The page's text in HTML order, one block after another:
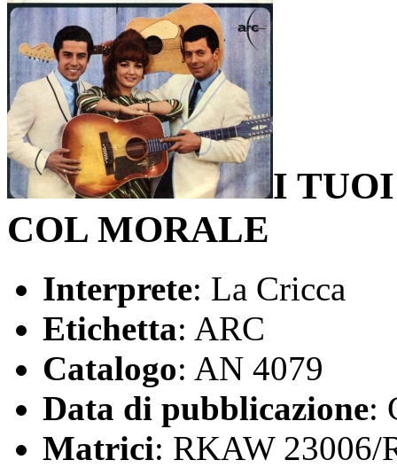
I
COL MORALE
Interprete: La Cricca
Etichetta: ARC
Catalogo: AN 4079
Data di pubblicazione:
Matrici: RKAW 23006/